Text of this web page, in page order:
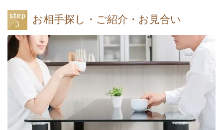
お相手探し・ご紹介・お見合い